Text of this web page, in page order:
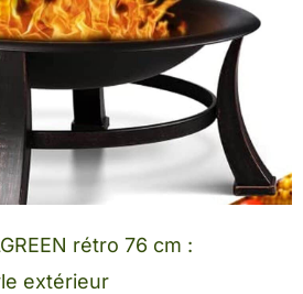
rétro 76 cm :
extérieur